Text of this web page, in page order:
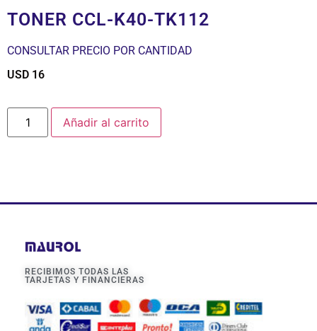
TONER CCL-K40-TK112
CONSULTAR PRECIO POR CANTIDAD
USD 16
Añadir al carrito
RECIBIMOS TODAS LAS
TARJETAS Y FINANCIERAS